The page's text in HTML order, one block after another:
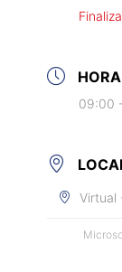
HORA
09:00
Virtual